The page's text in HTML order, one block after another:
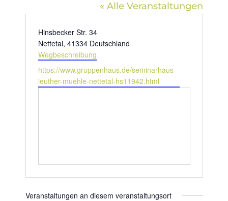
« Alle Veranstaltungen
Adresse
Hinsbecker Str. 34
Nettetal, 41334 Deutschland
Wegbeschreibung
Webseite
https://www.gruppenhaus.de/seminarhaus-
leuther-muehle-nettetal-hs11942.html
Veranstaltungen an diesem veranstaltungsort